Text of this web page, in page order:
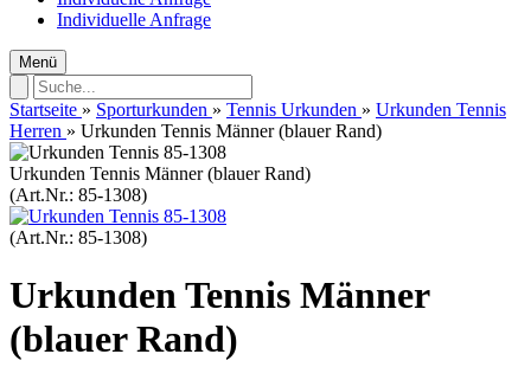
Individuelle Anfrage
Menü
Startseite » Sporturkunden » Tennis Urkunden » Urkunden Tennis
Herren » Urkunden Tennis Männer (blauer Rand)
Urkunden Tennis Männer (blauer Rand)
(Art.Nr.: 85-1308)
(Art.Nr.: 85-1308)
Urkunden Tennis Männer
(blauer Rand)